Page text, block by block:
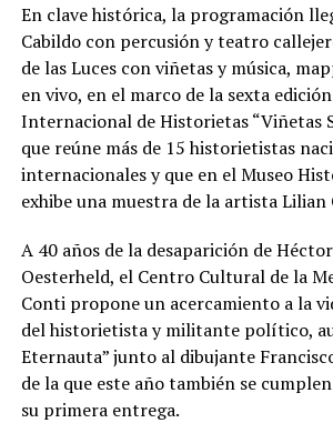
En clave histórica, la programación
Cabildo con percusión y teatro
de las Luces con viñetas y música,
en vivo, en el marco de la sexta
Internacional de Historietas “Viñetas
que reúne más de 15 historietistas
internacionales y que en el Museo
exhibe una muestra de la artista Lilian
A 40 años de la desaparición de
Oesterheld, el Centro Cultural de la
Conti propone un acercamiento a la
del historietista y militante político,
Eternauta” junto al dibujante
de la que este año también se cumplen
su primera entrega.